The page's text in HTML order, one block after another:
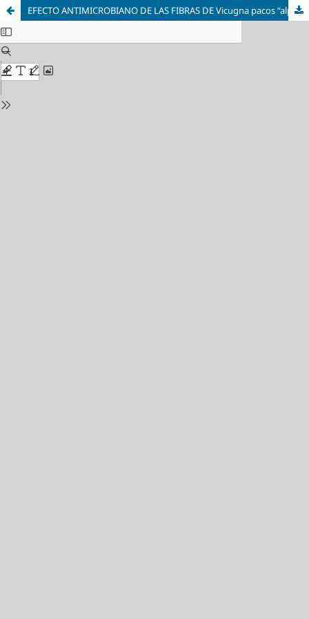
EFECTO ANTIMICROBIANO DE LAS FIBRAS DE Vicugna pacos “alpaca” FUNCIONALIZADAS CON NANOPARTÍCULAS DE PLATA